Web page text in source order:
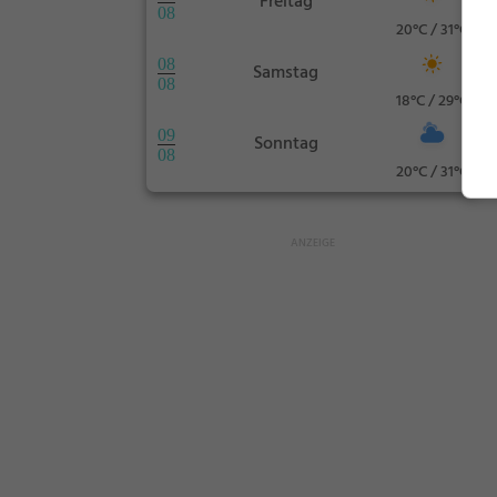
08
20°C / 31°C
08
08
Samstag
18°C / 29°C
09
08
Sonntag
20°C / 31°C